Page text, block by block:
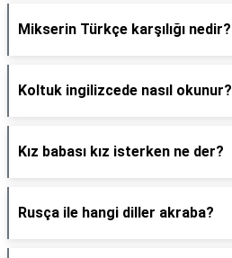
Mikserin Türkçe karşılığı nedir?
Koltuk ingilizcede nasıl okunur?
Kız babası kız isterken ne der?
Rusça ile hangi diller akraba?